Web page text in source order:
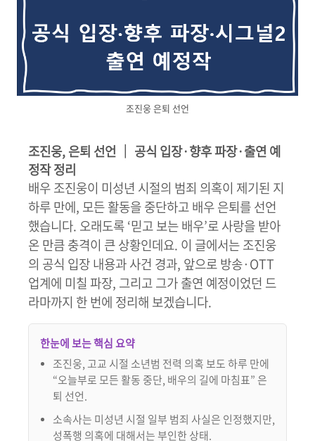
조진웅 은퇴 선언
조진웅, 은퇴 선언 │ 공식 입장·향후 파장·출연 예
정작 정리
배우 조진웅이 미성년 시절의 범죄 의혹이 제기된 지
하루 만에, 모든 활동을 중단하고 배우 은퇴를 선언
했습니다. 오래도록 ‘믿고 보는 배우’로 사랑을 받아
온 만큼 충격이 큰 상황인데요. 이 글에서는 조진웅
의 공식 입장 내용과 사건 경과, 앞으로 방송·OTT
업계에 미칠 파장, 그리고 그가 출연 예정이었던 드
라마까지 한 번에 정리해 보겠습니다.
한눈에 보는 핵심 요약
조진웅, 고교 시절 소년범 전력 의혹 보도 하루 만에
“오늘부로 모든 활동 중단, 배우의 길에 마침표” 은
퇴 선언.
소속사는 미성년 시절 일부 범죄 사실은 인정했지만,
성폭행 의혹에 대해서는 부인한 상태.